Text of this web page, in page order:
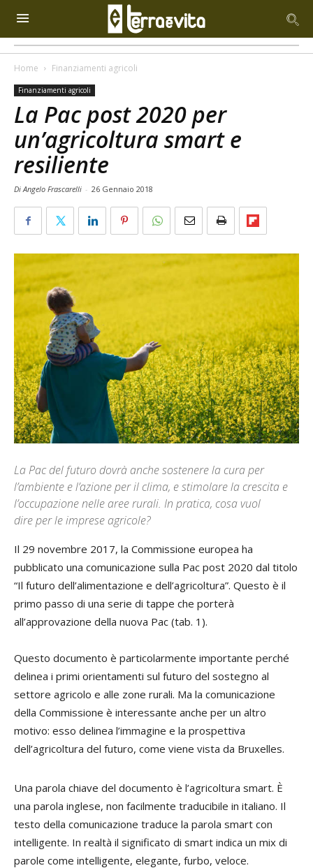
Home Finanziamenti agricoli
Finanziamenti agricoli
La Pac post 2020 per
un’agricoltura smart e
resiliente
Di Angelo Frascarelli - 26 Gennaio 2018
La Pac del futuro dovrà anche sostenere la cura per
l’ambiente e l’azione per il clima, e stimolare la crescita e
l’occupazione nelle aree rurali. In pratica, cosa vuol
dire per le imprese agricole?
Il 29 novembre 2017, la Commissione europea ha
pubblicato una comunicazione sulla Pac post 2020 dal titolo
“Il futuro dell’alimentazione e dell’agricoltura”. Questo è il
primo passo di una serie di tappe che porterà
all’approvazione della nuova Pac (tab. 1).
Questo documento è particolarmente importante perché
delinea i primi orientamenti sul futuro del sostegno al
settore agricolo e alle zone rurali. Ma la comunicazione
della Commissione è interessante anche per un altro
motivo: esso delinea l’immagine e la prospettiva
dell’agricoltura del futuro, come viene vista da Bruxelles.
Una parola chiave del documento è l’agricoltura smart. È
una parola inglese, non facilmente traducibile in italiano. Il
testo della comunicazione traduce la parola smart con
intelligente. In realtà il significato di smart indica un mix di
parole come intelligente, elegante, furbo, veloce.